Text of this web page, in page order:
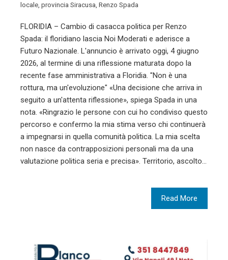
locale provincia Siracusa Renzo Spada
FLORIDIA – Cambio di casacca politica per Renzo
Spada: il floridiano lascia Noi Moderati e aderisce a
Futuro Nazionale. L'annuncio è arrivato oggi, 4 giugno
2026, al termine di una riflessione maturata dopo la
recente fase amministrativa a Floridia. "Non è una
rottura, ma un'evoluzione" «Una decisione che arriva in
seguito a un'attenta riflessione», spiega Spada in una
nota. «Ringrazio le persone con cui ho condiviso questo
percorso e confermo la mia stima verso chi continuerà
a impegnarsi in quella comunità politica. La mia scelta
non nasce da contrapposizioni personali ma da una
valutazione politica seria e precisa». Territorio, ascolto…
Read More